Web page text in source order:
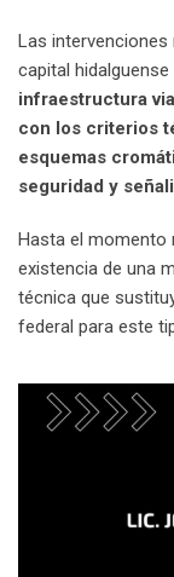
Las intervenciones
capital hidalguense
infraestructura
con los criterios
esquemas
seguridad y
Hasta el momento
existencia de una
técnica que
federal para este